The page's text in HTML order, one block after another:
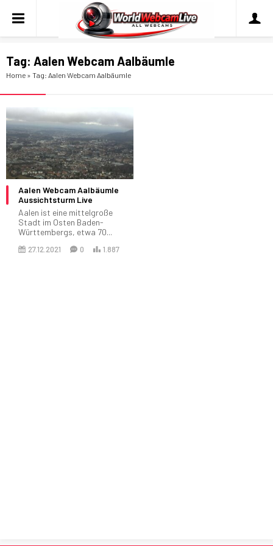
Tag: Aalen Webcam Aalbäumle
Home » Tag: Aalen Webcam Aalbäumle
Aalen Webcam Aalbäumle
Aussichtsturm Live
Aalen ist eine mittelgroße
Stadt im Osten Baden-
Württembergs, etwa 70...
27.12.2021 0 1.887